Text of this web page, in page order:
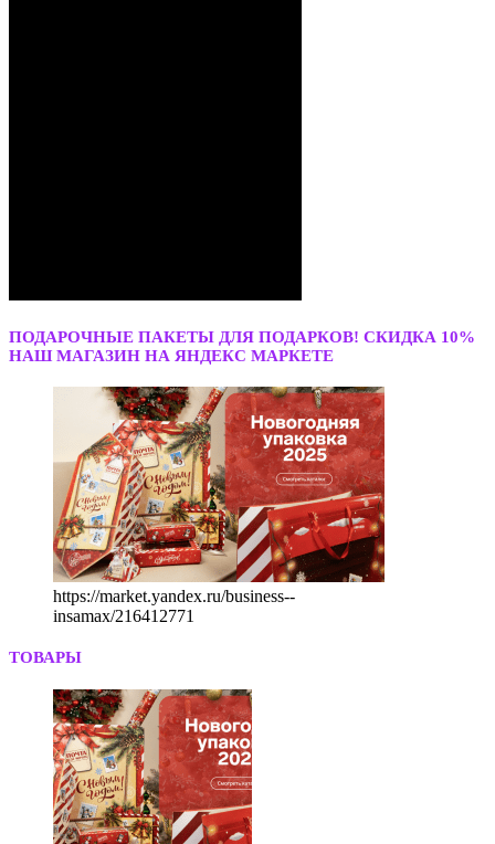
ПОДАРОЧНЫЕ ПАКЕТЫ ДЛЯ ПОДАРКОВ! СКИДКА 10%
НАШ МАГАЗИН НА ЯНДЕКС МАРКЕТЕ
https://market.yandex.ru/business--
insamax/216412771
ТОВАРЫ